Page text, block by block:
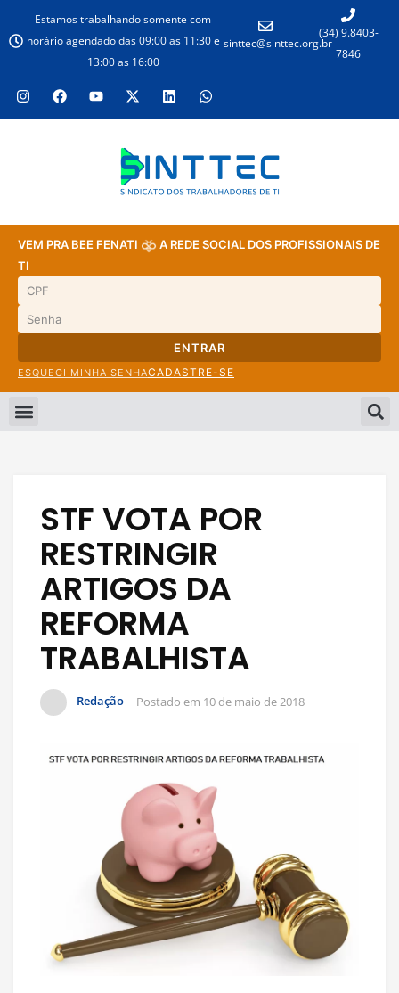
Estamos trabalhando somente com
horário agendado das 09:00 as 11:30 e
13:00 as 16:00
sinttec@sinttec.org.br
(34) 9.8403-
7846
VEM PRA BEE FENATI
A REDE SOCIAL DOS PROFISSIONAIS DE
TI
ENTRAR
ESQUECI MINHA SENHACADASTRE-SE
STF VOTA POR
RESTRINGIR
ARTIGOS DA
REFORMA
TRABALHISTA
Redação Postado em 10 de maio de 2018